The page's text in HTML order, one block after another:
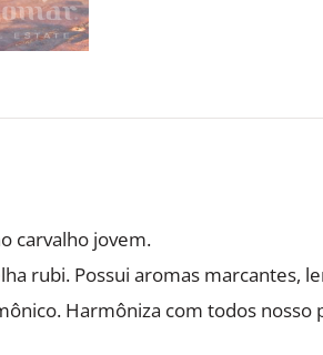
carvalho jovem.
rubi. Possui aromas marcantes,
Harmôniza com todos nosso